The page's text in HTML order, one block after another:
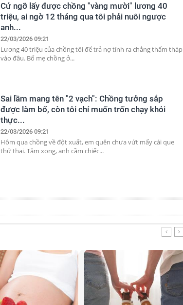
Cứ ngỡ lấy được chồng "vàng mười" lương 40
triệu, ai ngờ 12 tháng qua tôi phải nuôi ngược
anh...
22/03/2026 09:21
Lương 40 triệu của chồng tôi để trả nợ tính ra chẳng thấm tháp
vào đâu. Bố mẹ chồng ở...
Sai lầm mang tên "2 vạch": Chồng tưởng sắp
được làm bố, còn tôi chỉ muốn trốn chạy khỏi
thực...
22/03/2026 09:21
Hôm qua chồng về đột xuất, em quên chưa vứt mấy cái que
thử thai. Tắm xong, anh cầm chiếc...